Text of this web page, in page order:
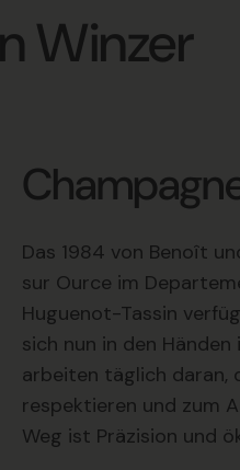
Winzer
Das 1984 von Benoît
sur Ource im
Huguenot-Tassin
sich nun in den
arbeiten täglich daran,
respektieren und zum
Weg ist Präzision und